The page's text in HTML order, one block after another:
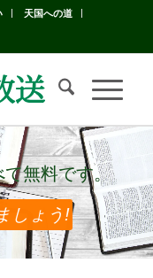
天国への道
無料です。
て無料です。
しょう!